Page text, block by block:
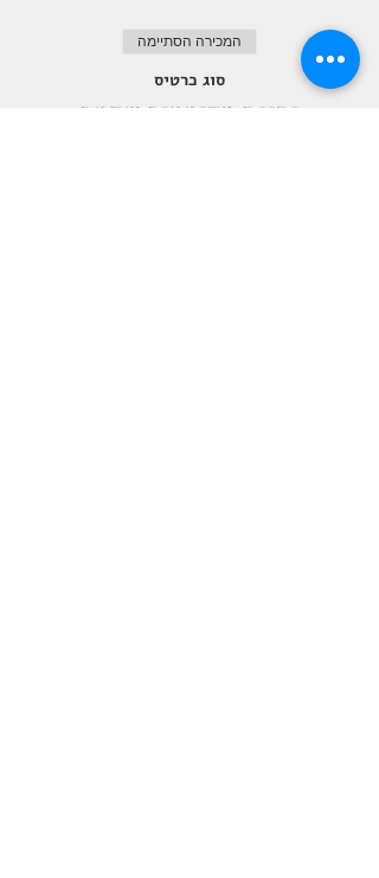
המכירה הסתיימה
סוג כרטיס
נסיגת מדיטציה שקטה